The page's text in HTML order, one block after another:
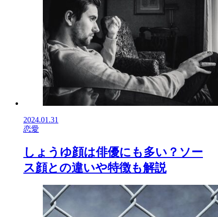
2024.01.31
恋愛
しょうゆ顔は俳優にも多い？ソー
ス顔との違いや特徴も解説